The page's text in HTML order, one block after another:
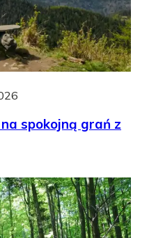
spokojną grań z